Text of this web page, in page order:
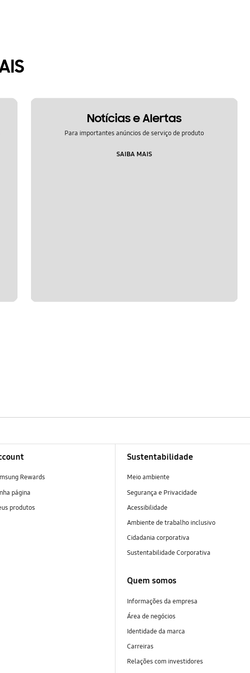
Notícias e Alertas
Para importantes anúncios de serviço de produto
SAIBA MAIS
Rewards
página
produtos
Sustentabilidade
Meio ambiente
Segurança e Privacidade
Acessibilidade
Ambiente de trabalho inclusivo
Cidadania corporativa
Sustentabilidade Corporativa
Quem somos
Informações da empresa
Área de negócios
Identidade da marca
Carreiras
Relações com investidores